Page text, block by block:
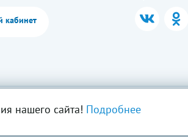
кабинет
ООО «Моя аптека». Публикация с сайта www.lekkupi.ru без
нашего сайта! Подробнее